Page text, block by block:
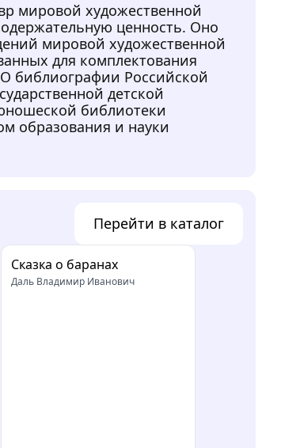
мировой художественной
ценность. Оно
мировой художественной
для комплектования
библиографии Российской
детской
библиотеки
образования и науки
Перейти в каталог
Сказка о баранах
Даль Владимир Иванович